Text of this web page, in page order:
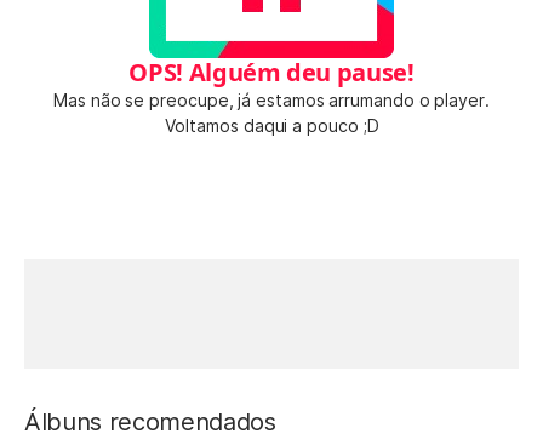
OPS! Alguém deu pause!
Mas não se preocupe, já estamos arrumando o player.
Voltamos daqui a pouco ;D
Álbuns recomendados